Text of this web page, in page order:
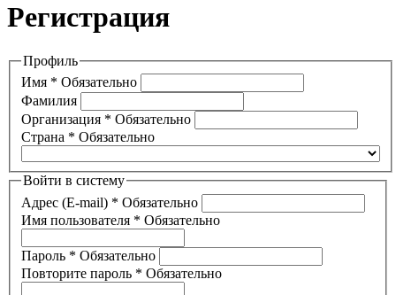
Регистрация
Профиль
Имя * Обязательно
Фамилия
Организация * Обязательно
Страна * Обязательно
Войти в систему
Адрес (E-mail) * Обязательно
Имя пользователя * Обязательно
Пароль * Обязательно
Повторите пароль * Обязательно